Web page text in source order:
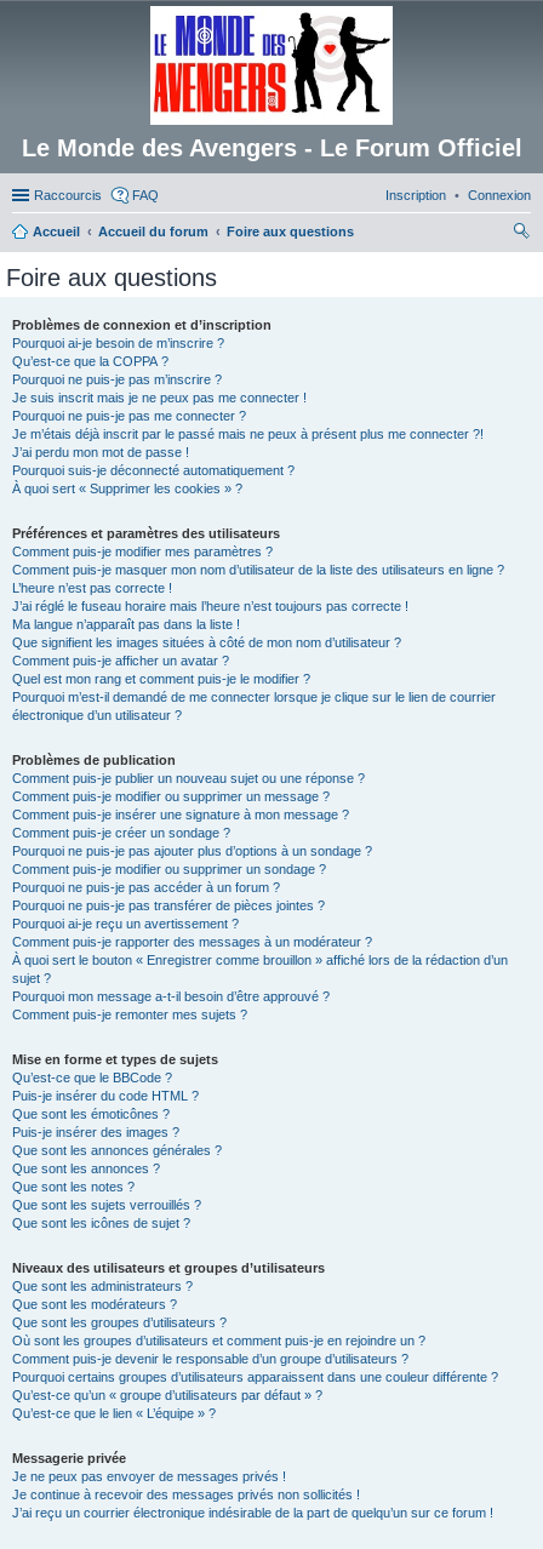
Le Monde des Avengers - Le Forum Officiel
Raccourcis FAQ Connexion
Inscription
Accueil Accueil du forum
Foire aux questions
Foire aux questions
Problèmes de connexion et d’inscription
Pourquoi ai-je besoin de m’inscrire ?
Qu’est-ce que la COPPA ?
Pourquoi ne puis-je pas m’inscrire ?
Je suis inscrit mais je ne peux pas me connecter !
Pourquoi ne puis-je pas me connecter ?
Je m’étais déjà inscrit par le passé mais ne peux à présent plus me connecter ?!
J’ai perdu mon mot de passe !
Pourquoi suis-je déconnecté automatiquement ?
À quoi sert « Supprimer les cookies » ?
Préférences et paramètres des utilisateurs
Comment puis-je modifier mes paramètres ?
Comment puis-je masquer mon nom d’utilisateur de la liste des utilisateurs en ligne ?
L’heure n’est pas correcte !
J’ai réglé le fuseau horaire mais l’heure n’est toujours pas correcte !
Ma langue n’apparaît pas dans la liste !
Que signifient les images situées à côté de mon nom d’utilisateur ?
Comment puis-je afficher un avatar ?
Quel est mon rang et comment puis-je le modifier ?
Pourquoi m’est-il demandé de me connecter lorsque je clique sur le lien de courrier
électronique d’un utilisateur ?
Problèmes de publication
Comment puis-je publier un nouveau sujet ou une réponse ?
Comment puis-je modifier ou supprimer un message ?
Comment puis-je insérer une signature à mon message ?
Comment puis-je créer un sondage ?
Pourquoi ne puis-je pas ajouter plus d’options à un sondage ?
Comment puis-je modifier ou supprimer un sondage ?
Pourquoi ne puis-je pas accéder à un forum ?
Pourquoi ne puis-je pas transférer de pièces jointes ?
Pourquoi ai-je reçu un avertissement ?
Comment puis-je rapporter des messages à un modérateur ?
À quoi sert le bouton « Enregistrer comme brouillon » affiché lors de la rédaction d’un
sujet ?
Pourquoi mon message a-t-il besoin d’être approuvé ?
Comment puis-je remonter mes sujets ?
Mise en forme et types de sujets
Qu’est-ce que le BBCode ?
Puis-je insérer du code HTML ?
Que sont les émoticônes ?
Puis-je insérer des images ?
Que sont les annonces générales ?
Que sont les annonces ?
Que sont les notes ?
Que sont les sujets verrouillés ?
Que sont les icônes de sujet ?
Niveaux des utilisateurs et groupes d’utilisateurs
Que sont les administrateurs ?
Que sont les modérateurs ?
Que sont les groupes d’utilisateurs ?
Où sont les groupes d’utilisateurs et comment puis-je en rejoindre un ?
Comment puis-je devenir le responsable d’un groupe d’utilisateurs ?
Pourquoi certains groupes d’utilisateurs apparaissent dans une couleur différente ?
Qu’est-ce qu’un « groupe d’utilisateurs par défaut » ?
Qu’est-ce que le lien « L’équipe » ?
Messagerie privée
Je ne peux pas envoyer de messages privés !
Je continue à recevoir des messages privés non sollicités !
J’ai reçu un courrier électronique indésirable de la part de quelqu’un sur ce forum !